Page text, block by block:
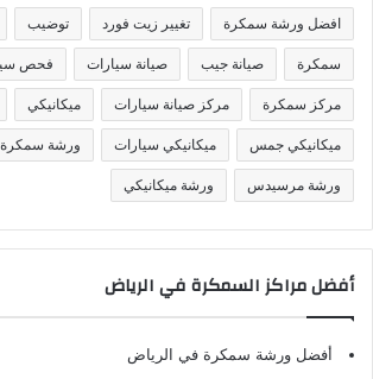
ف
ا
افضل ورشة سمكرة تغيير زيت فورد توضيب
سمكرة صيانة جيب صيانة سيارات فحص
مركز سمكرة مركز صيانة سيارات ميكانيكي
ميكانيكي جمس ميكانيكي سيارات ورشة سمكرة
ورشة مرسيدس ورشة ميكانيكي
أفضل مراكز السمكرة في الرياض
أفضل ورشة سمكرة في الرياض